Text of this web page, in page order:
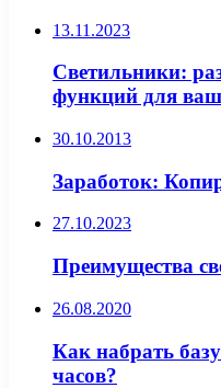
13.11.2023
Светильники:
функций для
30.10.2013
Заработок:
27.10.2023
Преимущества
26.08.2020
Как набрать
часов?